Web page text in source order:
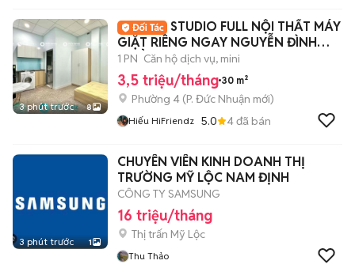
3 phút trước 8
STUDIO FULL NỘI THẤT MÁY
GIẶT RIÊNG NGAY NGUYỄN ĐÌNH
CHIỂU
1 PN Căn hộ dịch vụ, mini
3,5 triệu/tháng 30 m²
Phường 4 (P. Đức Nhuận mới)
Hiếu HiFriendz 5.0 4đã bán
3 phút trước 1
CHUYÊN VIÊN KINH DOANH THỊ
TRƯỜNG MỸ LỘC NAM ĐỊNH
CÔNG TY SAMSUNG
16 triệu/tháng
Thị trấn Mỹ Lộc
Thu Thảo